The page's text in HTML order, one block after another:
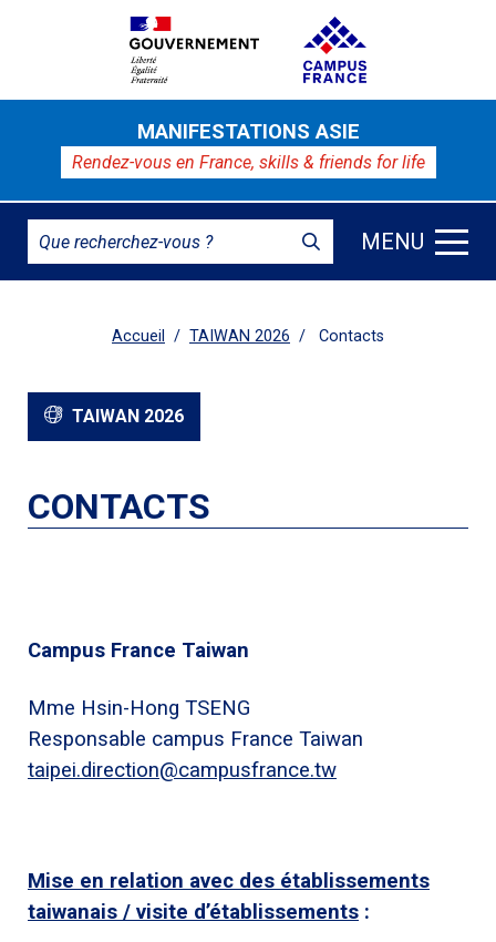
MANIFESTATIONS ASIE
Rendez-vous en France, skills & friends for life
MENU
Accueil TAIWAN 2026 Contacts
TAIWAN 2026
CONTACTS
Campus France Taiwan
Mme Hsin-Hong TSENG
Responsable campus France Taiwan
taipei.direction@campusfrance.tw
Mise en relation avec des établissements
taiwanais / visite d’établissements :